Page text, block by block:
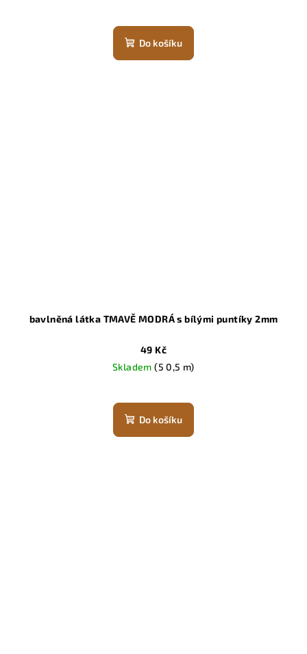
Do košíku
bavlněná látka TMAVĚ MODRÁ s bílými puntíky 2mm
49 Kč
Skladem(5 0,5 m)
Do košíku